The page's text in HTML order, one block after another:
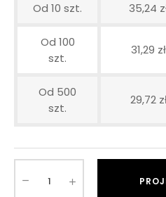
Od 10 szt. 35,24
Od 100
szt.
31,29 zł
Od 500
szt.
29,72